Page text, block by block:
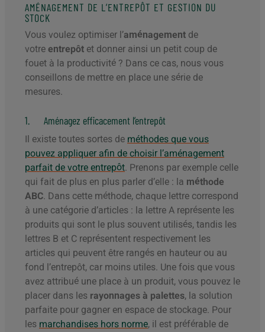
AMÉNAGEMENT DE L’ENTREPÔT ET GESTION DU
STOCK
Vous voulez optimiser l’aménagement de
votre entrepôt et donner ainsi un petit coup de
fouet à la productivité ? Dans ce cas, nous vous
conseillons de mettre en place une série de
mesures.
1. Aménagez efficacement l’entrepôt
Il existe toutes sortes de méthodes que vous
pouvez appliquer afin de choisir l’aménagement
parfait de votre entrepôt. Prenons par exemple celle
qui fait de plus en plus parler d’elle : la méthode
ABC. Dans cette méthode, chaque lettre correspond
à une catégorie d’articles : la lettre A représente les
produits qui sont le plus souvent utilisés, tandis les
lettres B et C représentent respectivement les
articles qui peuvent être rangés en hauteur ou au
fond l’entrepôt, car moins utiles. Une fois que vous
avez attribué une place à un produit, vous pouvez le
placer dans les rayonnages à palettes, la solution
parfaite pour gagner en espace de stockage. Pour
les marchandises hors norme, il est préférable de